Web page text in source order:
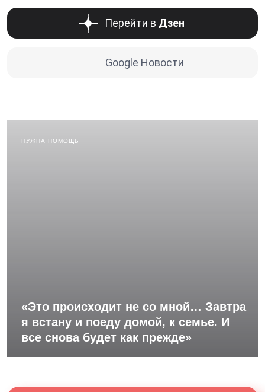
Перейти в Дзен
Google Новости
НУЖНА ПОМОЩЬ
«Это происходит не со мной… Завтра
я встану и поеду домой, к семье. И
все снова будет как прежде»